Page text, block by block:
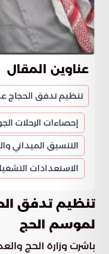
عناوين المقال
تنظيم تدفق الحجاج
إحصاءات الرحلات
التنسيق الميداني
الاستعدادات
تنظيم تدفق
لموسم الحج
باشرت وزارة الحج